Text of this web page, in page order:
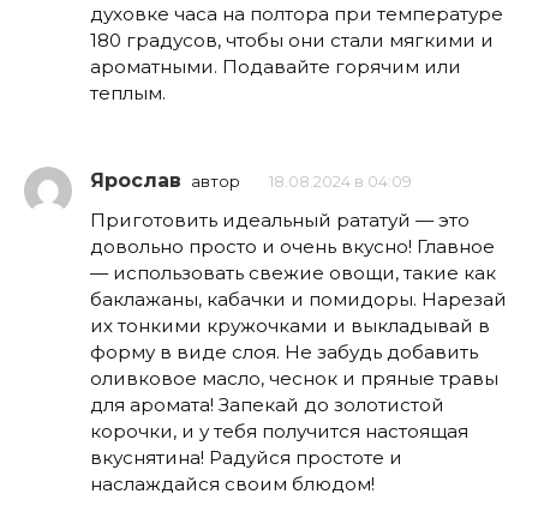
духовке часа на полтора при температуре
180 градусов, чтобы они стали мягкими и
ароматными. Подавайте горячим или
теплым.
Ярослав автор 18.08.2024 в 04:09
Приготовить идеальный рататуй — это
довольно просто и очень вкусно! Главное
— использовать свежие овощи, такие как
баклажаны, кабачки и помидоры. Нарезай
их тонкими кружочками и выкладывай в
форму в виде слоя. Не забудь добавить
оливковое масло, чеснок и пряные травы
для аромата! Запекай до золотистой
корочки, и у тебя получится настоящая
вкуснятина! Радуйся простоте и
наслаждайся своим блюдом!